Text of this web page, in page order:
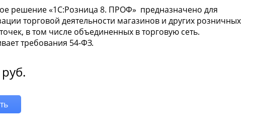
решение «1С:Розница 8. ПРОФ» предназначено для
торговой деятельности магазинов и других розничных
в том числе объединенных в торговую сеть.
требования 54-ФЗ.
руб.